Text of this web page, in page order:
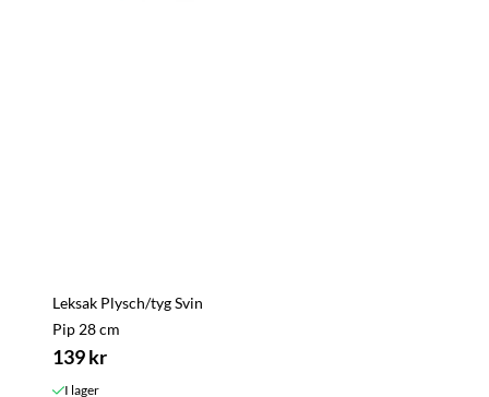
Leksak Plysch/tyg Svin
Pip 28 cm
139 kr
I lager